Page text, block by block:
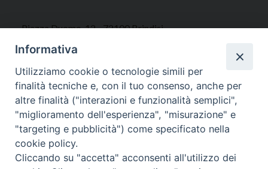
Piazza Duomo, 12 - 72100 Brindisi
Tel 0831.521958
Fax 0831.528315
Orari Curia
Mar. / Mer. / Giov. ore 9 - 13
nei mesi estivi solo Martedì ore 9 - 13
Informativa
Utilizziamo cookie o tecnologie simili per
finalità tecniche e, con il tuo consenso, anche per
altre finalità ("interazioni e funzionalità semplici",
"miglioramento dell'esperienza", "misurazione" e
"targeting e pubblicità") come specificato nella
cookie policy.
Cliccando su "accetta" acconsenti all'utilizzo dei